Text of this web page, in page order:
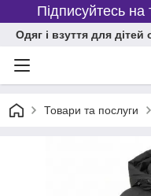
Підписуйтесь
Одяг і взуття для дітей
Товари та послуги